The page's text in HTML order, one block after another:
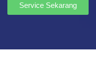
Service Sekarang